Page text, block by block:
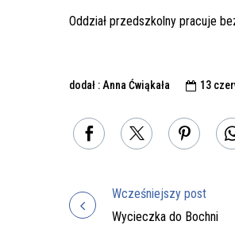
Oddział przedszkolny pracuje
dodał : Anna Ćwiąkała  13
Nawigacja
Wcześniejszy post
Wycieczka do Bochni